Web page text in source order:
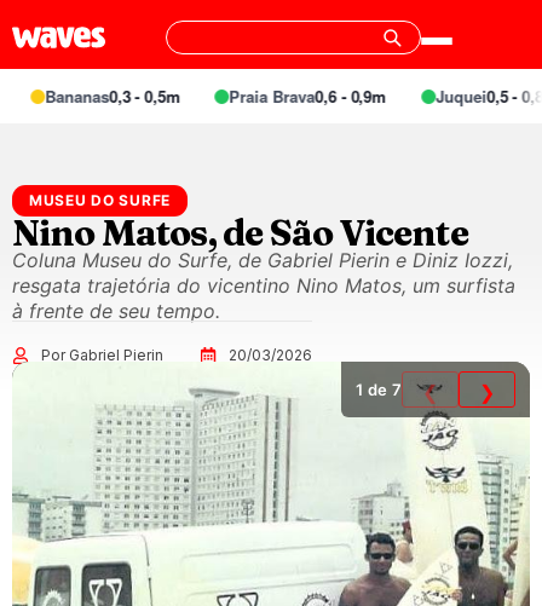
Bananas0,3 - 0,5m Praia Brava0,6 - 0,9m Juquei0,5 - 0,8m
MUSEU DO SURFE
Nino Matos, de São Vicente
Coluna Museu do Surfe, de Gabriel Pierin e Diniz Iozzi,
resgata trajetória do vicentino Nino Matos, um surfista
à frente de seu tempo.
Por Gabriel Pierin 20/03/2026
1 de 7 ❮ ❯